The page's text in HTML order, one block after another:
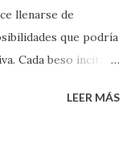
llenarse de
que podría
Cada beso incita
El problema es
LEER MÁS